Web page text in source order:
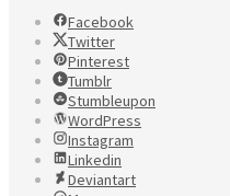
Facebook
Twitter
Pinterest
Tumblr
Stumbleupon
WordPress
Instagram
Linkedin
Deviantart